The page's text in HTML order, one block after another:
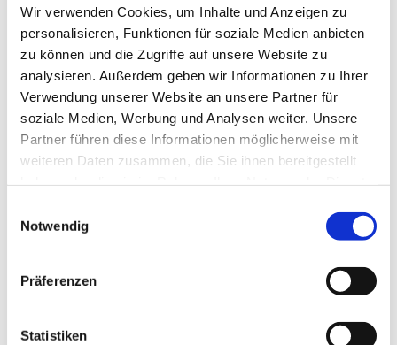
Wir verwenden Cookies, um Inhalte und Anzeigen zu
personalisieren, Funktionen für soziale Medien anbieten
zu können und die Zugriffe auf unsere Website zu
analysieren. Außerdem geben wir Informationen zu Ihrer
Verwendung unserer Website an unsere Partner für
soziale Medien, Werbung und Analysen weiter. Unsere
Partner führen diese Informationen möglicherweise mit
weiteren Daten zusammen, die Sie ihnen bereitgestellt
Notwendig
Präferenzen
Statistiken
Sie sich gern an unsere Gemeindebüros – bei
den Regionalteilen gern an das Büro aus dieser
Hier geht's zum MiLa Magazin:herford-mitte-
land.de/gemeinde/mila-magazin